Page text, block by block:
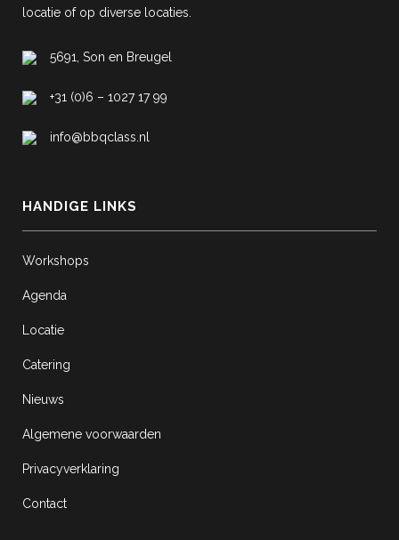
locatie of op diverse locaties.
5691, Son en Breugel
+31 (0)6 – 1027 17 99
info@bbqclass.nl
HANDIGE LINKS
Workshops
Agenda
Locatie
Catering
Nieuws
Algemene voorwaarden
Privacyverklaring
Contact